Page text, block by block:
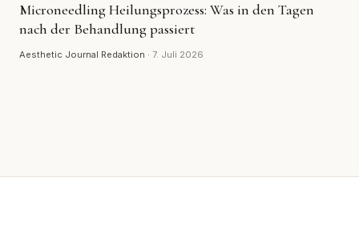
Microneedling Heilungsprozess: Was in den Tagen
nach der Behandlung passiert
Aesthetic Journal Redaktion · 7. Juli 2026